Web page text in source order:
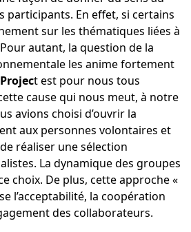
participants. En effet, si certains
sur les thématiques liées à
Pour autant, la question de la
les anime fortement
t est pour nous tous
cause qui nous meut, à notre
avions choisi d’ouvrir la
aux personnes volontaires et
réaliser une sélection
La dynamique des groupes
choix. De plus, cette approche «
l’acceptabilité, la coopération
des collaborateurs.